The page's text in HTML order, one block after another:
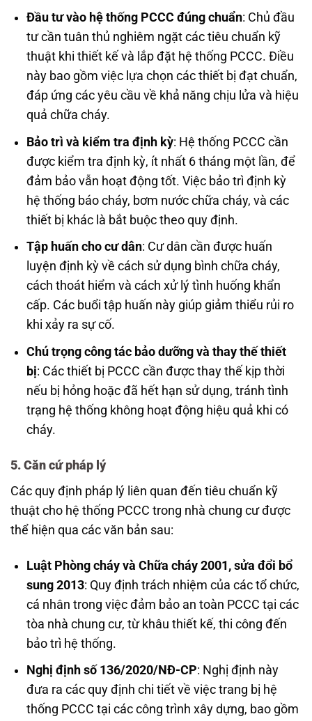
Đầu tư vào hệ thống PCCC đúng chuẩn: Chủ đầu
tư cần tuân thủ nghiêm ngặt các tiêu chuẩn kỹ
thuật khi thiết kế và lắp đặt hệ thống PCCC. Điều
này bao gồm việc lựa chọn các thiết bị đạt chuẩn,
đáp ứng các yêu cầu về khả năng chịu lửa và hiệu
quả chữa cháy.
Bảo trì và kiểm tra định kỳ: Hệ thống PCCC cần
được kiểm tra định kỳ, ít nhất 6 tháng một lần, để
đảm bảo vẫn hoạt động tốt. Việc bảo trì định kỳ
hệ thống báo cháy, bơm nước chữa cháy, và các
thiết bị khác là bắt buộc theo quy định.
Tập huấn cho cư dân: Cư dân cần được huấn
luyện định kỳ về cách sử dụng bình chữa cháy,
cách thoát hiểm và cách xử lý tình huống khẩn
cấp. Các buổi tập huấn này giúp giảm thiểu rủi ro
khi xảy ra sự cố.
Chú trọng công tác bảo dưỡng và thay thế thiết
bị: Các thiết bị PCCC cần được thay thế kịp thời
nếu bị hỏng hoặc đã hết hạn sử dụng, tránh tình
trạng hệ thống không hoạt động hiệu quả khi có
cháy.
5. Căn cứ pháp lý
Các quy định pháp lý liên quan đến tiêu chuẩn kỹ
thuật cho hệ thống PCCC trong nhà chung cư được
thể hiện qua các văn bản sau:
Luật Phòng cháy và Chữa cháy 2001, sửa đổi bổ
sung 2013: Quy định trách nhiệm của các tổ chức,
cá nhân trong việc đảm bảo an toàn PCCC tại các
tòa nhà chung cư, từ khâu thiết kế, thi công đến
bảo trì hệ thống.
Nghị định số 136/2020/NĐ-CP: Nghị định này
đưa ra các quy định chi tiết về việc trang bị hệ
thống PCCC tại các công trình xây dựng, bao gồm